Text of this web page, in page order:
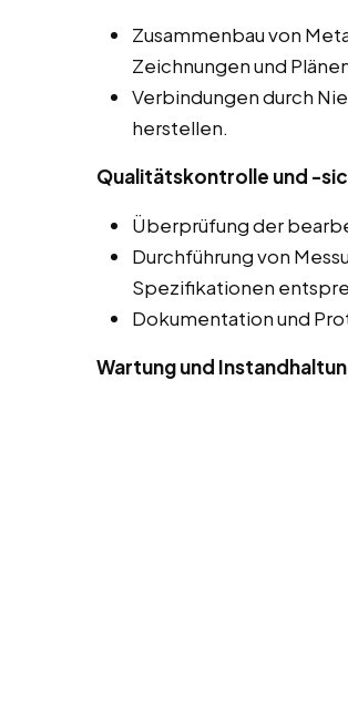
Zusammenbau von
Zeichnungen und
Verbindungen durch
herstellen.
Qualitätskontrolle und -
Überprüfung der
Durchführung von
Spezifikationen
Dokumentation und
Wartung und